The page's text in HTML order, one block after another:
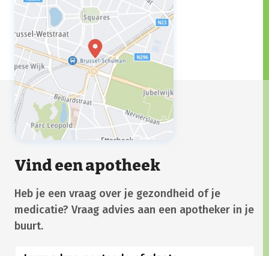
Vind een apotheek
Heb je een vraag over je gezondheid of je
medicatie? Vraag advies aan een apotheker in je
buurt.